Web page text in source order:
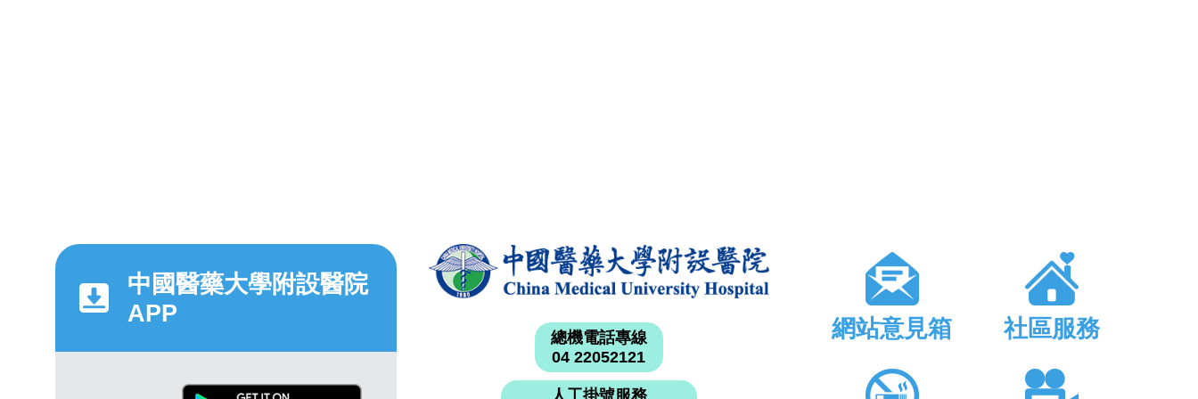
中國醫藥大學附設醫院
APP
總機電話專線
04 22052121
網站意見箱 社區服務